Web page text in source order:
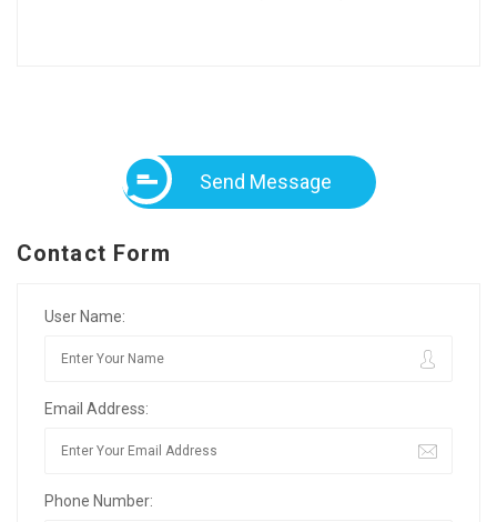
Send Message
Contact Form
User Name:
Email Address:
Phone Number: